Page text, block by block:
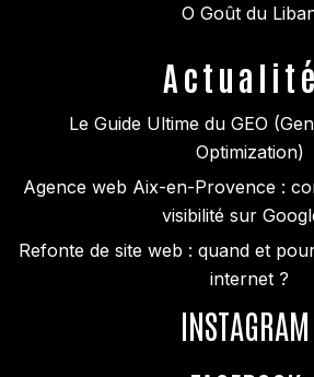
O Goût du
Le Guide Ultime du GEO
Optimization)
Agence web Aix-en-Provence :
visibilité sur
Refonte de site web : quand et
internet ?
INSTAGRAM